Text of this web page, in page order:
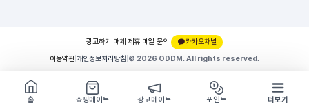
광고하기 매체 제휴 메일 문의 |
카카오채널
이용약관 개인정보처리방침 © 2026 ODDM. All rights reserved.
쇼핑몰 구경하기
방문시 1G
홈
쇼핑메이트 광고메이트 포인트 더보기